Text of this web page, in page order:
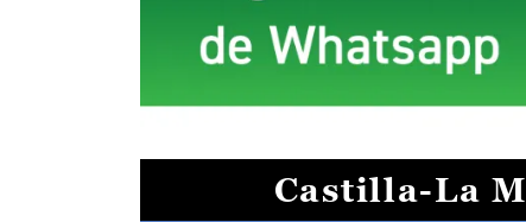
Castilla-La